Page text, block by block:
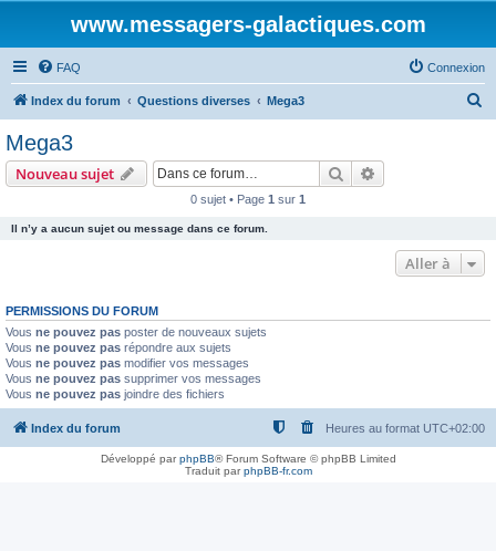
www.messagers-galactiques.com
FAQ Connexion
Index du forum Questions diverses Mega3
Mega3
Nouveau sujet Rechercher
0 sujet • Page 1 sur 1
Il n’y a aucun sujet ou message dans ce forum.
Aller à
PERMISSIONS DU FORUM
Vous ne pouvez pas poster de nouveaux sujets
Vous ne pouvez pas répondre aux sujets
Vous ne pouvez pas modifier vos messages
Vous ne pouvez pas supprimer vos messages
Vous ne pouvez pas joindre des fichiers
Index du forum Heures au format UTC+02:00
Développé parphpBB® Forum Software © phpBB Limited
Traduit parphpBB-fr.com